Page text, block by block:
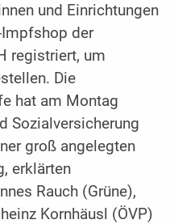
und Einrichtungen
der
registriert, um
Die
hat am Montag
Sozialversicherung
groß angelegten
erklärten
Rauch (Grüne),
Kornhäusl (ÖVP)